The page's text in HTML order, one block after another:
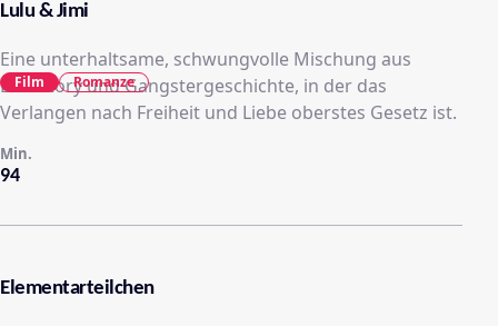
Lulu & Jimi
Eine unterhaltsame, schwungvolle Mischung aus
Lovestory und Gangstergeschichte, in der das
Verlangen nach Freiheit und Liebe oberstes Gesetz ist.
94
Min.
Film Romanze
Elementarteilchen